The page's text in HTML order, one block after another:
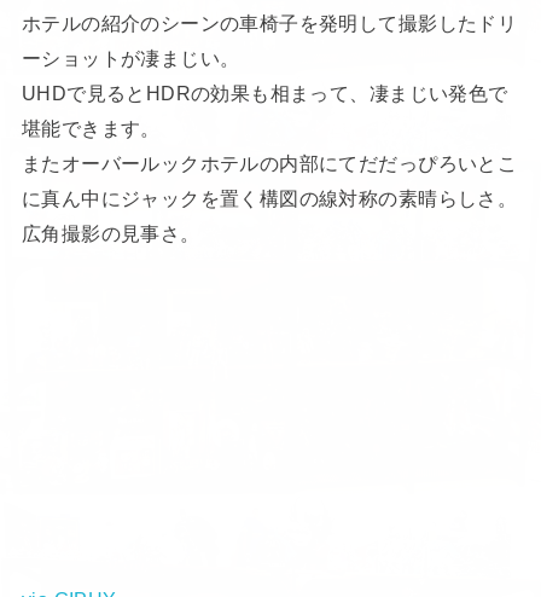
ホテルの紹介のシーンの車椅子を発明して撮影したドリ
ーショットが凄まじい。
UHDで見るとHDRの効果も相まって、凄まじい発色で
堪能できます。
またオーバールックホテルの内部にてだだっぴろいとこ
に真ん中にジャックを置く構図の線対称の素晴らしさ。
広角撮影の見事さ。